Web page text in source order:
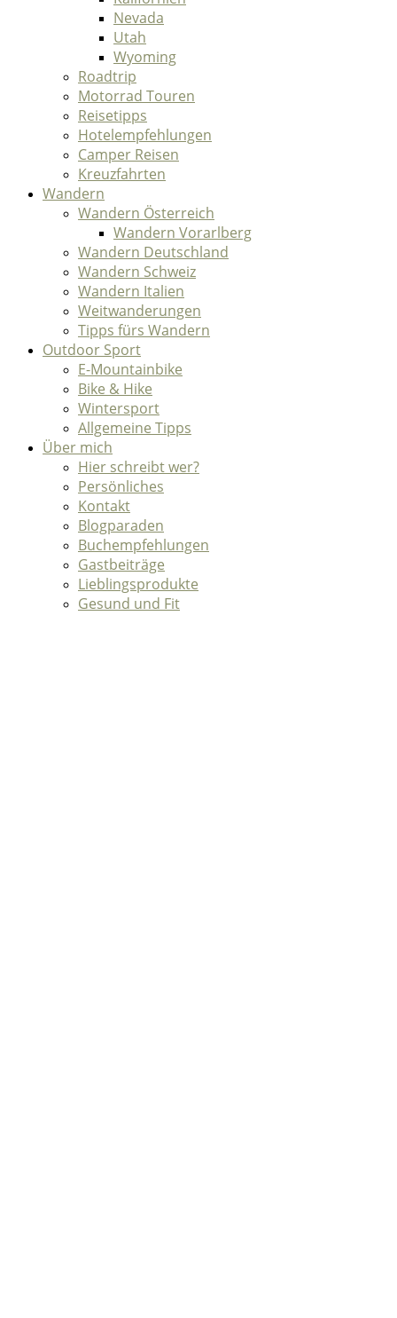
Nevada
Utah
Wyoming
Roadtrip
Motorrad Touren
Reisetipps
Hotelempfehlungen
Camper Reisen
Kreuzfahrten
Wandern
Wandern Österreich
Wandern Vorarlberg
Wandern Deutschland
Wandern Schweiz
Wandern Italien
Weitwanderungen
Tipps fürs Wandern
Outdoor Sport
E-Mountainbike
Bike & Hike
Wintersport
Allgemeine Tipps
Über mich
Hier schreibt wer?
Persönliches
Kontakt
Blogparaden
Buchempfehlungen
Gastbeiträge
Lieblingsprodukte
Gesund und Fit